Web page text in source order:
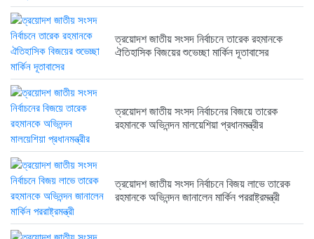
ত্রয়োদশ জাতীয় সংসদ নির্বাচনের বিজয়ে...
6 months আগে
ত্রয়োদশ জাতীয় সংসদ নির্বাচনে তারেক রহমানকে
ঐতিহাসিক বিজয়ের শুভেচ্ছা মার্কিন দূতাবাসের
ত্রয়োদশ জাতীয় সংসদ নির্বাচনের বিজয়ে তারেক
রহমানকে অভিনন্দন মালয়েশিয়া প্রধানমন্ত্রীর
ত্রয়োদশ জাতীয় সংসদ নির্বাচনে বিজয় লাভে তারেক
রহমানকে অভিনন্দন জানালেন মার্কিন পররাষ্ট্রমন্ত্রী